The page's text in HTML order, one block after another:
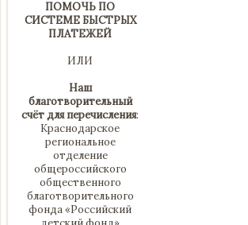
ПОМОЧЬ ПО
СИСТЕМЕ БЫСТРЫХ
ПЛАТЕЖЕЙ
ИЛИ
Наш
благотворительный
счёт для перечисления:
Краснодарское
региональное
отделение
общероссийского
общественного
благотворительного
фонда «Российский